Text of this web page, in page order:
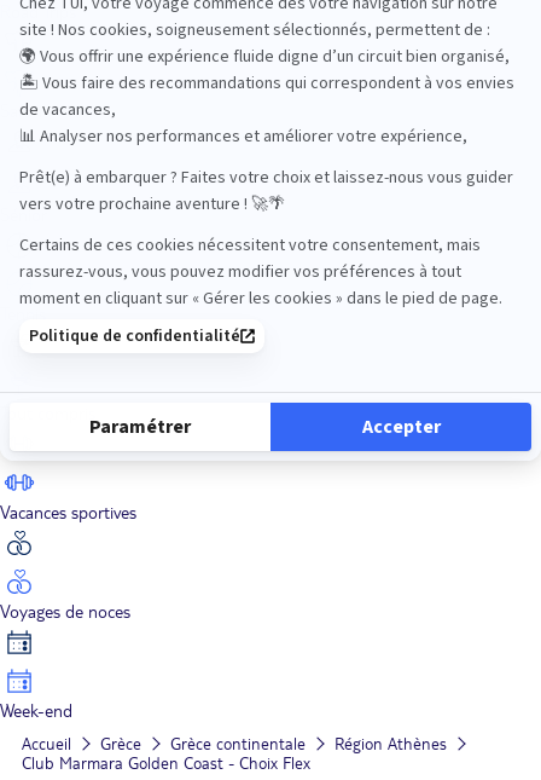
Road Trips
Safari
Sénior
Vacances sportives
Voyages de noces
Week-end
Accueil Grèce Grèce continentale
Région Athènes
Club Marmara Golden Coast - Choix Flex